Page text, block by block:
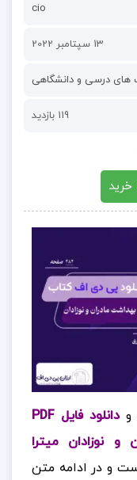
cio
13 سپتامبر 2022
های درسی و دانشگاهی
119 بازدید
خرید
و
دانلود فایل PDF
نوزادان میترا
و در ادامه متن